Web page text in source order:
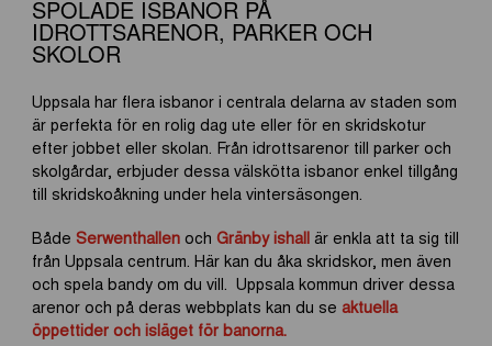
SPOLADE ISBANOR PÅ
IDROTTSARENOR, PARKER OCH
SKOLOR
Uppsala har flera isbanor i centrala delarna av staden som
är perfekta för en rolig dag ute eller för en skridskotur
efter jobbet eller skolan. Från idrottsarenor till parker och
skolgårdar, erbjuder dessa välskötta isbanor enkel tillgång
till skridskoåkning under hela vintersäsongen.
Både Serwenthallen och Gränby ishallär enkla att ta sig till
från Uppsala centrum. Här kan du åka skridskor, men även
och spela bandy om du vill. Uppsala kommun driver dessa
arenor och på deras webbplats kan du se aktuella
öppettider och isläget för banorna.